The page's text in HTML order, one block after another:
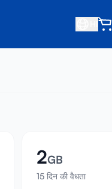
2GB
15 दिन की वैधता